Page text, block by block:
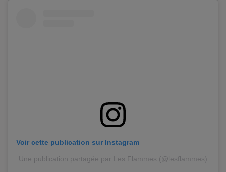
Voir cette publication sur Instagram
Une publication partagée par Les Flammes (@lesflammes)